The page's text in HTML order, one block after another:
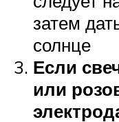
затем
солнце
Если
или